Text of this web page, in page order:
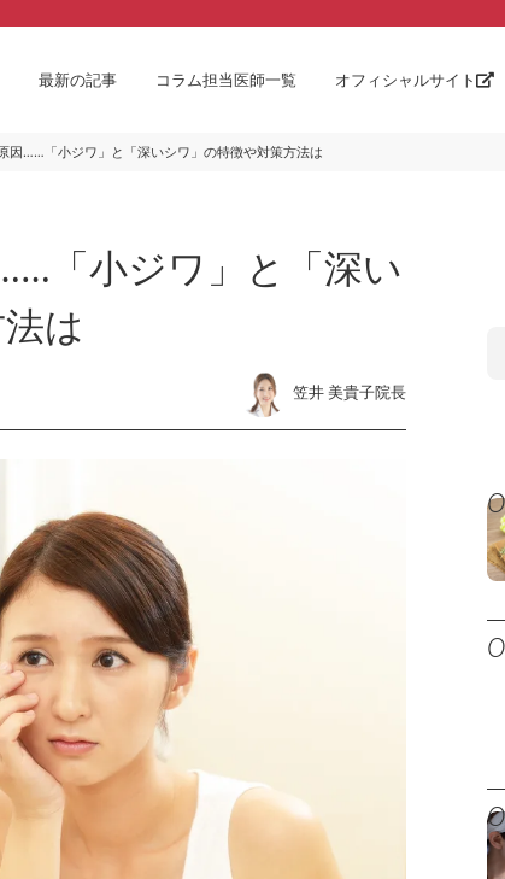
最新の記事 コラム担当医師一覧 オフィシャルサイト
因……「小ジワ」と「深いシワ」の特徴や対策方法は
「小ジワ」と「深い
は
笠井 美貴子院長